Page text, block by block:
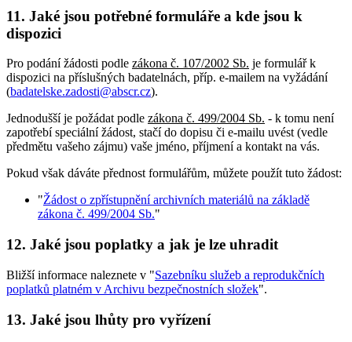
11. Jaké jsou potřebné formuláře a kde jsou k
dispozici
Pro podání žádosti podle zákona č. 107/2002 Sb. je formulář k
dispozici na příslušných badatelnách, příp. e-mailem na vyžádání
(badatelske.zadosti@abscr.cz).
Jednodušší je požádat podle zákona č. 499/2004 Sb. - k tomu není
zapotřebí speciální žádost, stačí do dopisu či e-mailu uvést (vedle
předmětu vašeho zájmu) vaše jméno, příjmení a kontakt na vás.
Pokud však dáváte přednost formulářům, můžete použít tuto žádost:
"Žádost o zpřístupnění archivních materiálů na základě
zákona č. 499/2004 Sb."
12. Jaké jsou poplatky a jak je lze uhradit
Bližší informace naleznete v "Sazebníku služeb a reprodukčních
poplatků platném v Archivu bezpečnostních složek".
13. Jaké jsou lhůty pro vyřízení